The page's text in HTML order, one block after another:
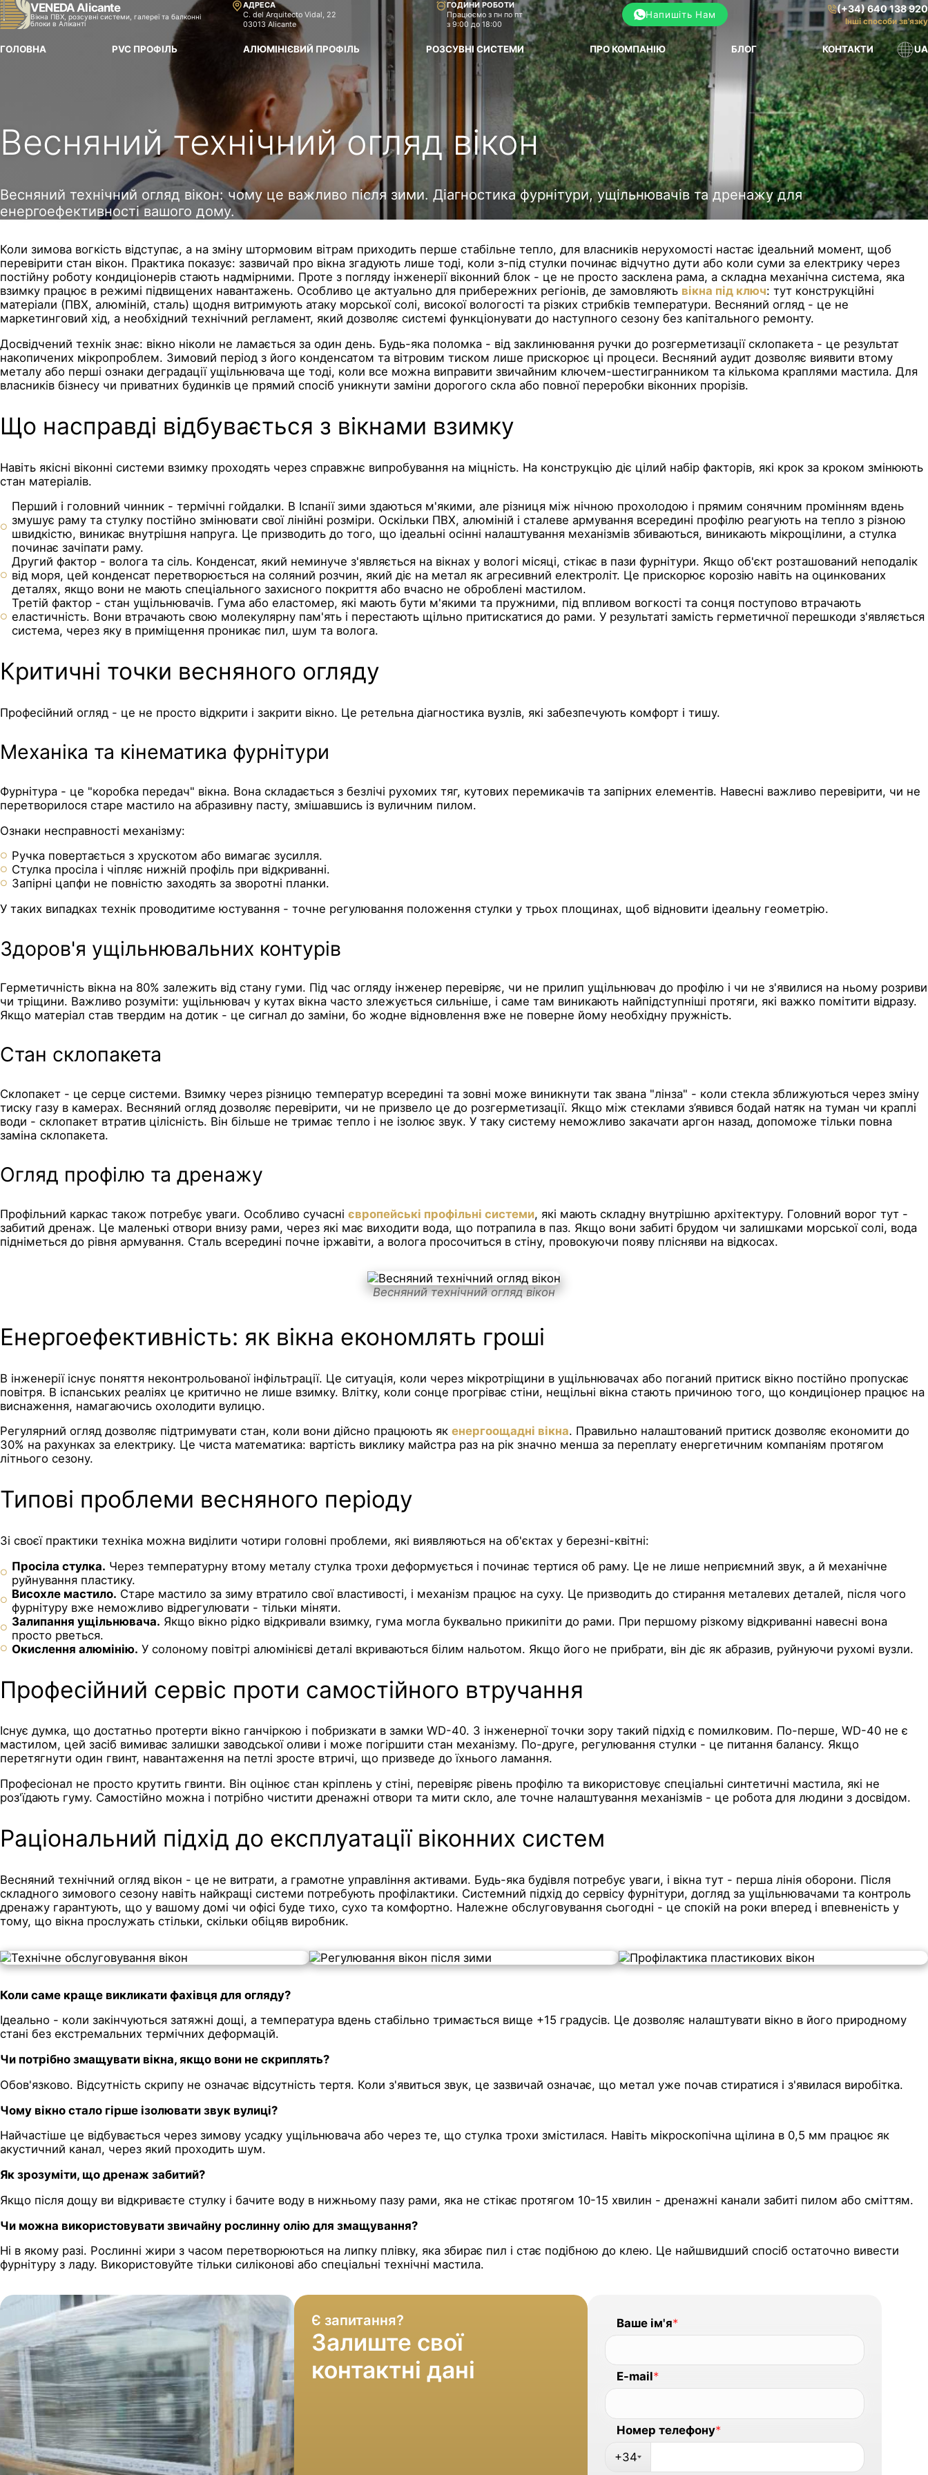
VENEDA Alicante
Вікна ПВХ, розсувні системи, галереї та балконні
блоки в Аліканті
АДРЕСА
C. del Arquitecto Vidal, 22
03013 Alicante
ГОДИНИ РОБОТИ
Працюємо з пн по пт
з 9:00 до 18:00
Напишіть Нам
(+34) 640 138 920
Інші способи зв'язку
ГОЛОВНА PVC ПРОФІЛЬ АЛЮМІНІЄВИЙ ПРОФІЛЬ РОЗСУВНІ СИСТЕМИ ПРО КОМПАНІЮ БЛОГ КОНТАКТИ UA
Весняний технічний огляд вікон
Весняний технічний огляд вікон: чому це важливо після зими. Діагностика фурнітури, ущільнювачів та дренажу для
енергоефективності вашого дому.
Коли зимова вогкість відступає, а на зміну штормовим вітрам приходить перше стабільне тепло, для власників нерухомості настає ідеальний момент, щоб
перевірити стан вікон. Практика показує: зазвичай про вікна згадують лише тоді, коли з-під стулки починає відчутно дути або коли суми за електрику через
постійну роботу кондиціонерів стають надмірними. Проте з погляду інженерії віконний блок - це не просто засклена рама, а складна механічна система, яка
взимку працює в режимі підвищених навантажень. Особливо це актуально для прибережних регіонів, де замовляють вікна під ключ: тут конструкційні
матеріали (ПВХ, алюміній, сталь) щодня витримують атаку морської солі, високої вологості та різких стрибків температури. Весняний огляд - це не
маркетинговий хід, а необхідний технічний регламент, який дозволяє системі функціонувати до наступного сезону без капітального ремонту.
Досвідчений технік знає: вікно ніколи не ламається за один день. Будь-яка поломка - від заклинювання ручки до розгерметизації склопакета - це результат
накопичених мікропроблем. Зимовий період з його конденсатом та вітровим тиском лише прискорює ці процеси. Весняний аудит дозволяє виявити втому
металу або перші ознаки деградації ущільнювача ще тоді, коли все можна виправити звичайним ключем-шестигранником та кількома краплями мастила. Для
власників бізнесу чи приватних будинків це прямий спосіб уникнути заміни дорогого скла або повної переробки віконних прорізів.
Що насправді відбувається з вікнами взимку
Навіть якісні віконні системи взимку проходять через справжнє випробування на міцність. На конструкцію діє цілий набір факторів, які крок за кроком змінюють
стан матеріалів.
Перший і головний чинник - термічні гойдалки. В Іспанії зими здаються м'якими, але різниця між нічною прохолодою і прямим сонячним промінням вдень
змушує раму та стулку постійно змінювати свої лінійні розміри. Оскільки ПВХ, алюміній і сталеве армування всередині профілю реагують на тепло з різною
швидкістю, виникає внутрішня напруга. Це призводить до того, що ідеальні осінні налаштування механізмів збиваються, виникають мікрощілини, а стулка
починає зачіпати раму.
Другий фактор - волога та сіль. Конденсат, який неминуче з'являється на вікнах у вологі місяці, стікає в пази фурнітури. Якщо об'єкт розташований неподалік
від моря, цей конденсат перетворюється на соляний розчин, який діє на метал як агресивний електроліт. Це прискорює корозію навіть на оцинкованих
деталях, якщо вони не мають спеціального захисного покриття або вчасно не оброблені мастилом.
Третій фактор - стан ущільнювачів. Гума або еластомер, які мають бути м'якими та пружними, під впливом вогкості та сонця поступово втрачають
еластичність. Вони втрачають свою молекулярну пам'ять і перестають щільно притискатися до рами. У результаті замість герметичної перешкоди з'являється
система, через яку в приміщення проникає пил, шум та волога.
Критичні точки весняного огляду
Професійний огляд - це не просто відкрити і закрити вікно. Це ретельна діагностика вузлів, які забезпечують комфорт і тишу.
Механіка та кінематика фурнітури
Фурнітура - це "коробка передач" вікна. Вона складається з безлічі рухомих тяг, кутових перемикачів та запірних елементів. Навесні важливо перевірити, чи не
перетворилося старе мастило на абразивну пасту, змішавшись із вуличним пилом.
Ознаки несправності механізму:
Ручка повертається з хрускотом або вимагає зусилля.
Стулка просіла і чіпляє нижній профіль при відкриванні.
Запірні цапфи не повністю заходять за зворотні планки.
У таких випадках технік проводитиме юстування - точне регулювання положення стулки у трьох площинах, щоб відновити ідеальну геометрію.
Здоров'я ущільнювальних контурів
Герметичність вікна на 80% залежить від стану гуми. Під час огляду інженер перевіряє, чи не прилип ущільнювач до профілю і чи не з'явилися на ньому розриви
чи тріщини. Важливо розуміти: ущільнювач у кутах вікна часто злежується сильніше, і саме там виникають найпідступніші протяги, які важко помітити відразу.
Якщо матеріал став твердим на дотик - це сигнал до заміни, бо жодне відновлення вже не поверне йому необхідну пружність.
Стан склопакета
Склопакет - це серце системи. Взимку через різницю температур всередині та зовні може виникнути так звана "лінза" - коли стекла зближуються через зміну
тиску газу в камерах. Весняний огляд дозволяє перевірити, чи не призвело це до розгерметизації. Якщо між стеклами з’явився бодай натяк на туман чи краплі
води - склопакет втратив цілісність. Він більше не тримає тепло і не ізолює звук. У таку систему неможливо закачати аргон назад, допоможе тільки повна
заміна склопакета.
Огляд профілю та дренажу
Профільний каркас також потребує уваги. Особливо сучасні європейські профільні системи, які мають складну внутрішню архітектуру. Головний ворог тут -
забитий дренаж. Це маленькі отвори внизу рами, через які має виходити вода, що потрапила в паз. Якщо вони забиті брудом чи залишками морської солі, вода
підніметься до рівня армування. Сталь всередині почне іржавіти, а волога просочиться в стіну, провокуючи появу плісняви на відкосах.
Весняний технічний огляд вікон
Енергоефективність: як вікна економлять гроші
В інженерії існує поняття неконтрольованої інфільтрації. Це ситуація, коли через мікротріщини в ущільнювачах або поганий притиск вікно постійно пропускає
повітря. В іспанських реаліях це критично не лише взимку. Влітку, коли сонце прогріває стіни, нещільні вікна стають причиною того, що кондиціонер працює на
виснаження, намагаючись охолодити вулицю.
Регулярний огляд дозволяє підтримувати стан, коли вони дійсно працюють як енергоощадні вікна. Правильно налаштований притиск дозволяє економити до
30% на рахунках за електрику. Це чиста математика: вартість виклику майстра раз на рік значно менша за переплату енергетичним компаніям протягом
літнього сезону.
Типові проблеми весняного періоду
Зі своєї практики техніка можна виділити чотири головні проблеми, які виявляються на об'єктах у березні-квітні:
Просіла стулка. Через температурну втому металу стулка трохи деформується і починає тертися об раму. Це не лише неприємний звук, а й механічне
руйнування пластику.
Висохле мастило. Старе мастило за зиму втратило свої властивості, і механізм працює на суху. Це призводить до стирання металевих деталей, після чого
фурнітуру вже неможливо відрегулювати - тільки міняти.
Залипання ущільнювача. Якщо вікно рідко відкривали взимку, гума могла буквально прикипіти до рами. При першому різкому відкриванні навесні вона
просто рветься.
Окислення алюмінію. У солоному повітрі алюмінієві деталі вкриваються білим нальотом. Якщо його не прибрати, він діє як абразив, руйнуючи рухомі вузли.
Професійний сервіс проти самостійного втручання
Існує думка, що достатньо протерти вікно ганчіркою і побризкати в замки WD-40. З інженерної точки зору такий підхід є помилковим. По-перше, WD-40 не є
мастилом, цей засіб вимиває залишки заводської оливи і може погіршити стан механізму. По-друге, регулювання стулки - це питання балансу. Якщо
перетягнути один гвинт, навантаження на петлі зросте втричі, що призведе до їхнього ламання.
Професіонал не просто крутить гвинти. Він оцінює стан кріплень у стіні, перевіряє рівень профілю та використовує спеціальні синтетичні мастила, які не
роз'їдають гуму. Самостійно можна і потрібно чистити дренажні отвори та мити скло, але точне налаштування механізмів - це робота для людини з досвідом.
Раціональний підхід до експлуатації віконних систем
Весняний технічний огляд вікон - це не витрати, а грамотне управління активами. Будь-яка будівля потребує уваги, і вікна тут - перша лінія оборони. Після
складного зимового сезону навіть найкращі системи потребують профілактики. Системний підхід до сервісу фурнітури, догляд за ущільнювачами та контроль
дренажу гарантують, що у вашому домі чи офісі буде тихо, сухо та комфортно. Належне обслуговування сьогодні - це спокій на роки вперед і впевненість у
тому, що вікна прослужать стільки, скільки обіцяв виробник.
Коли саме краще викликати фахівця для огляду?
Ідеально - коли закінчуються затяжні дощі, а температура вдень стабільно тримається вище +15 градусів. Це дозволяє налаштувати вікно в його природному
стані без екстремальних термічних деформацій.
Чи потрібно змащувати вікна, якщо вони не скриплять?
Обов'язково. Відсутність скрипу не означає відсутність тертя. Коли з'явиться звук, це зазвичай означає, що метал уже почав стиратися і з'явилася виробітка.
Чому вікно стало гірше ізолювати звук вулиці?
Найчастіше це відбувається через зимову усадку ущільнювача або через те, що стулка трохи змістилася. Навіть мікроскопічна щілина в 0,5 мм працює як
акустичний канал, через який проходить шум.
Як зрозуміти, що дренаж забитий?
Якщо після дощу ви відкриваєте стулку і бачите воду в нижньому пазу рами, яка не стікає протягом 10-15 хвилин - дренажні канали забиті пилом або сміттям.
Чи можна використовувати звичайну рослинну олію для змащування?
Ні в якому разі. Рослинні жири з часом перетворюються на липку плівку, яка збирає пил і стає подібною до клею. Це найшвидший спосіб остаточно вивести
фурнітуру з ладу. Використовуйте тільки силіконові або спеціальні технічні мастила.
Є запитання?
Залиште свої
контактні дані
Ваше ім'я*
E-mail*
Номер телефону*
+34